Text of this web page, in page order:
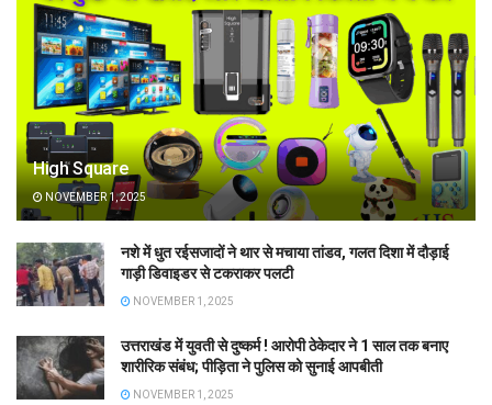
High Square
NOVEMBER 1, 2025
नशे में धुत रईसजादों ने थार से मचाया तांडव, गलत दिशा में दौड़ाई
गाड़ी डिवाइडर से टकराकर पलटी
NOVEMBER 1, 2025
उत्तराखंड में युवती से दुष्कर्म ! आरोपी ठेकेदार ने 1 साल तक बनाए
शारीरिक संबंध; पीड़िता ने पुलिस को सुनाई आपबीती
NOVEMBER 1, 2025